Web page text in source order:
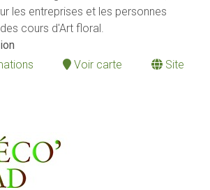
les entreprises et les personnes
cours d'Art floral.
Voir carte
Site